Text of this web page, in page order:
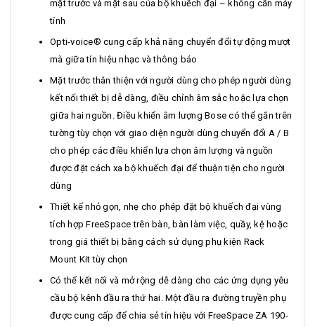
mặt trước và mặt sau của bộ khuếch đại – không cần máy
tính
Opti-voice® cung cấp khả năng chuyển đổi tự động mượt
mà giữa tín hiệu nhạc và thông báo
Mặt trước thân thiện với người dùng cho phép người dùng
kết nối thiết bị dễ dàng, điều chỉnh âm sắc hoặc lựa chọn
giữa hai nguồn. Điều khiển âm lượng Bose có thể gắn trên
tường tùy chọn với giao diện người dùng chuyển đổi A / B
cho phép các điều khiển lựa chọn âm lượng và nguồn
được đặt cách xa bộ khuếch đại để thuận tiện cho người
dùng
Thiết kế nhỏ gọn, nhẹ cho phép đặt bộ khuếch đại vùng
tích hợp FreeSpace trên bàn, bàn làm việc, quầy, kệ hoặc
trong giá thiết bị bằng cách sử dụng phụ kiện Rack
Mount Kit tùy chọn
Có thể kết nối và mở rộng dễ dàng cho các ứng dụng yêu
cầu bộ kênh đầu ra thứ hai. Một đầu ra đường truyền phụ
được cung cấp để chia sẻ tín hiệu với FreeSpace ZA 190-